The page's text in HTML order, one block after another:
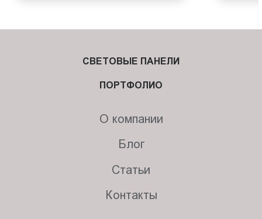
СВЕТОВЫЕ ПАНЕЛИ
ПОРТФОЛИО
О компании
Блог
Статьи
Контакты